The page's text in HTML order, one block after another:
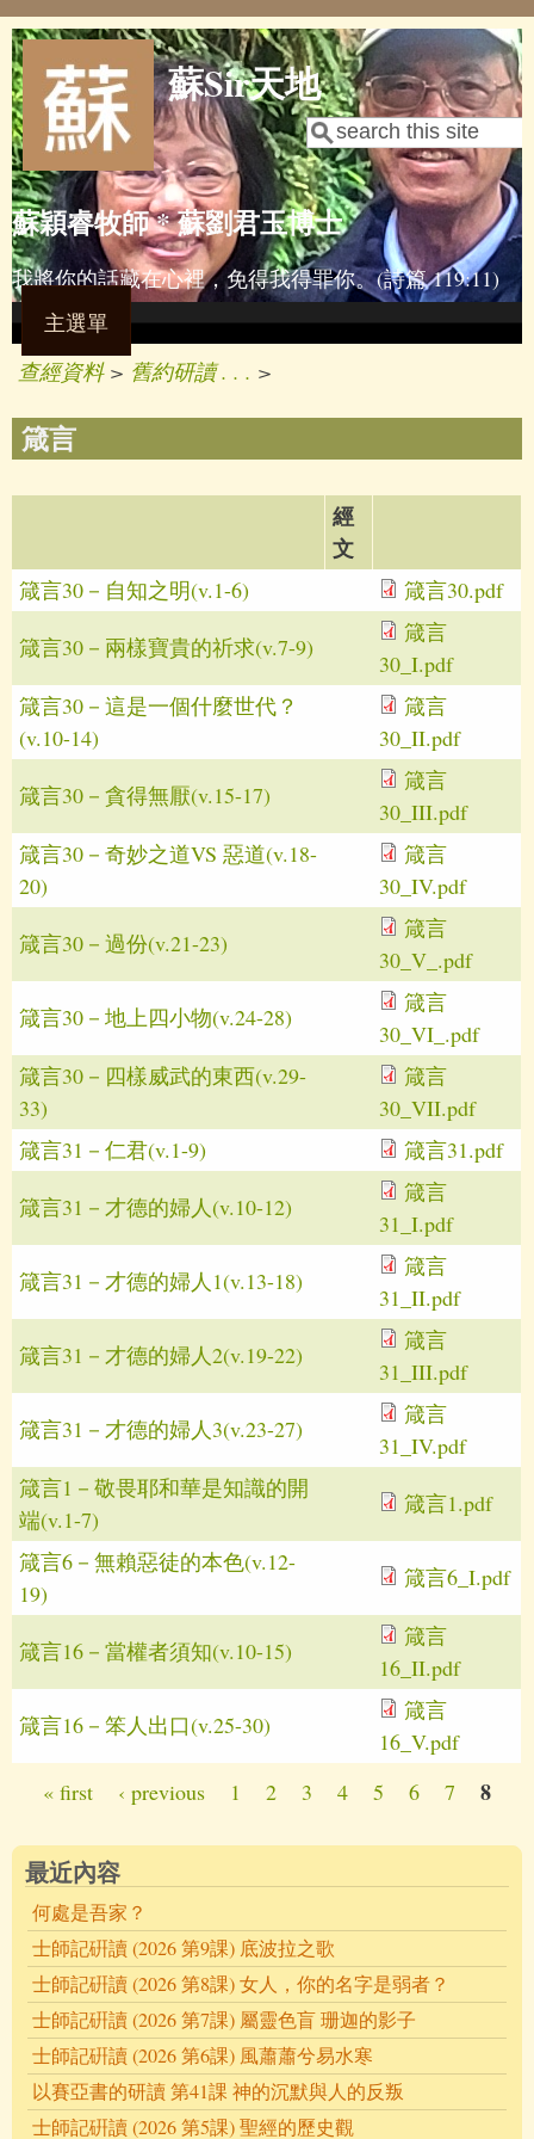
Skip to main content
蘇Sir天地
Search form
Search
蘇穎睿牧師 * 蘇劉君玉博士
我將你的話藏在心裡，免得我得罪你。(詩篇 119:11)
主選單
查經資料> 舊約研讀 . . . >
箴言
經
文
箴言30－自知之明(v.1-6)
箴言30.pdf
箴言30－兩樣寶貴的祈求(v.7-9)
箴言
30_I.pdf
箴言30－這是一個什麼世代？
(v.10-14)
箴言
30_II.pdf
箴言30－貪得無厭(v.15-17)
箴言
30_III.pdf
箴言30－奇妙之道VS 惡道(v.18-
20)
箴言
30_IV.pdf
箴言30－過份(v.21-23)
箴言
30_V_.pdf
箴言30－地上四小物(v.24-28)
箴言
30_VI_.pdf
箴言30－四樣威武的東西(v.29-
33)
箴言
30_VII.pdf
箴言31－仁君(v.1-9)
箴言31.pdf
箴言31－才德的婦人(v.10-12)
箴言
31_I.pdf
箴言31－才德的婦人1(v.13-18)
箴言
31_II.pdf
箴言31－才德的婦人2(v.19-22)
箴言
31_III.pdf
箴言31－才德的婦人3(v.23-27)
箴言
31_IV.pdf
箴言1－敬畏耶和華是知識的開
端(v.1-7)
箴言1.pdf
箴言6－無賴惡徒的本色(v.12-
19)
箴言6_I.pdf
箴言16－當權者須知(v.10-15)
箴言
16_II.pdf
箴言16－笨人出口(v.25-30)
箴言
16_V.pdf
Pages
« first ‹ previous 1 2 3 4 5 6 7 8
最近內容
何處是吾家？
士師記硏讀 (2026 第9課) 底波拉之歌
士師記硏讀 (2026 第8課) 女人，你的名字是弱者？
士師記硏讀 (2026 第7課) 屬靈色盲 珊迦的影子
士師記硏讀 (2026 第6課) 風蕭蕭兮易水寒
以賽亞書的研讀 第41課 神的沉默與人的反叛
士師記硏讀 (2026 第5課) 聖經的歷史觀